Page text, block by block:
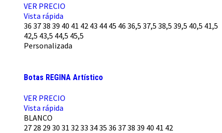
VER PRECIO
Vista rápida
36 3738 39 40 41 42 43 44 45 46 36,5 37,5 38,5 39,5 40,5 41,5
42,5 43,5 44,5 45,5
Personalizada
Botas REGINA Artístico
VER PRECIO
Vista rápida
BLANCO
27 28 29 30 31 3233 3435 36 3738 39 40 41 42